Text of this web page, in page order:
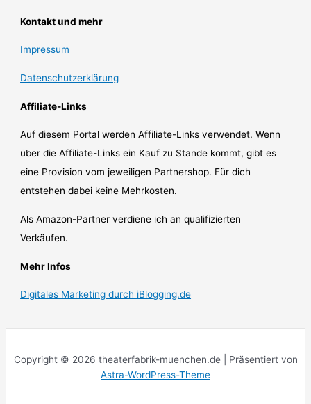
Kontakt und mehr
Impressum
Datenschutzerklärung
Affiliate-Links
Auf diesem Portal werden Affiliate-Links verwendet. Wenn
über die Affiliate-Links ein Kauf zu Stande kommt, gibt es
eine Provision vom jeweiligen Partnershop. Für dich
entstehen dabei keine Mehrkosten.
Als Amazon-Partner verdiene ich an qualifizierten
Verkäufen.
Mehr Infos
Digitales Marketing durch iBlogging.de
Copyright © 2026 theaterfabrik-muenchen.de | Präsentiert von
Astra-WordPress-Theme